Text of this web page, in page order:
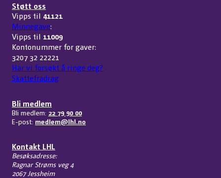
Støtt oss
Vipps til 41121
Minnegave:
Vipps til 11009
Kontonummer for gaver:
3207 32 22221
Har vi forsøkt å ringe deg?
Skattefradrag
Bli medlem
Bli medlem: 22 79 90 00
E-post: medlem@lhl.no
Kontakt LHL
Besøksadresse:
Ragnar Strøms veg 4
2067 Jessheim